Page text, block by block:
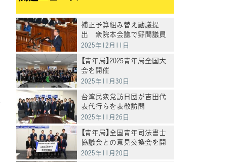
補正予算組み替え動議提
出 衆院本会議で野間議員
が政府案に反対討論
2025年12月11日
【青年局】2025青年局全国大
会を開催
2025年11月30日
台湾民衆党訪日団が吉田代
表代行らを表敬訪問
2025年11月26日
【青年局】全国青年司法書士
協議会との意見交換会を開
催
2025年11月20日